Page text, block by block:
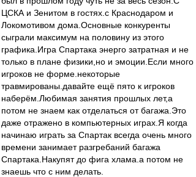
ЦСКА и Зенитом в гостях.с Краснодаром и
Локомотивом дома.Основные конкуренты
сыграли максимум на половину из этого
графика.Игра Спартака энерго затратная и не
только в плане физики,но и эмоции.Если много
игроков не форме.некоторые
травмированы.давайте ещё пято к игроков
наберём.Любимая занятия прошлых лет,а
потом не знаем как отделаться от багажа.Это
даже отражено в компьютерных играх.Я когда
начинаю играть за Спартак всегда очень много
времени занимает разгребаний багажа
Спартака.Накупят до фига хлама.а потом не
знаешь что с ним делать.